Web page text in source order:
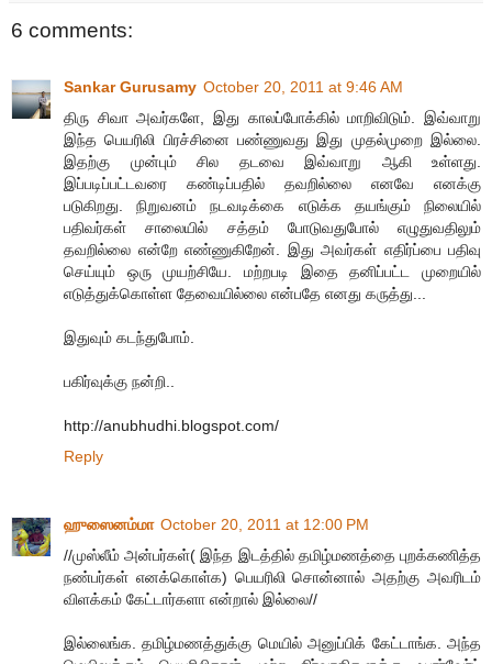
6 comments:
Sankar Gurusamy October 20, 2011 at 9:46 AM
திரு சிவா அவர்களே, இது காலப்போக்கில் மாறிவிடும். இவ்வாறு
இந்த பெயரிலி பிரச்சினை பண்ணுவது இது முதல்முறை இல்லை.
இதற்கு முன்பும் சில தடவை இவ்வாறு ஆகி உள்ளது.
இப்படிப்பட்டவரை கண்டிப்பதில் தவறில்லை எனவே எனக்கு
படுகிறது. நிறுவனம் நடவடிக்கை எடுக்க தயங்கும் நிலையில்
பதிவர்கள் சாலையில் சத்தம் போடுவதுபோல் எழுதுவதிலும்
தவறில்லை என்றே எண்ணுகிறேன். இது அவர்கள் எதிர்ப்பை பதிவு
செய்யும் ஒரு முயற்சியே. மற்றபடி இதை தனிப்பட்ட முறையில்
எடுத்துக்கொள்ள தேவையில்லை என்பதே எனது கருத்து...
இதுவும் கடந்துபோம்.
பகிர்வுக்கு நன்றி..
http://anubhudhi.blogspot.com/
Reply
ஹுஸைனம்மா October 20, 2011 at 12:00 PM
//முஸ்லீம் அன்பர்கள்( இந்த இடத்தில் தமிழ்மணத்தை புறக்கணித்த
நண்பர்கள் எனக்கொள்க) பெயரிலி சொன்னால் அதற்கு அவரிடம்
விளக்கம் கேட்டார்களா என்றால் இல்லை//
இல்லைங்க. தமிழ்மணத்துக்கு மெயில் அனுப்பிக் கேட்டாங்க. அந்த